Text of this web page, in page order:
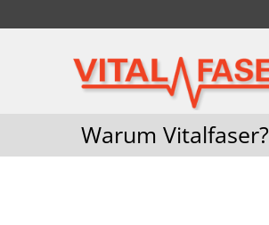
Warum Vitalfaser?